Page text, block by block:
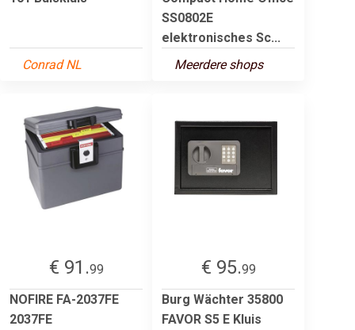
Conrad NL
SS0802E
elektronisches Sc...
Meerdere shops
€ 91.99
NOFIRE FA-2037FE
2037FE
€ 95.99
Burg Wächter 35800
FAVOR S5 E Kluis